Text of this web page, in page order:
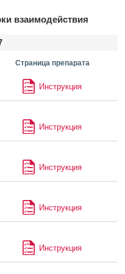
взаимодействия
Страница препарата
Инструкция
Инструкция
Инструкция
Инструкция
Инструкция